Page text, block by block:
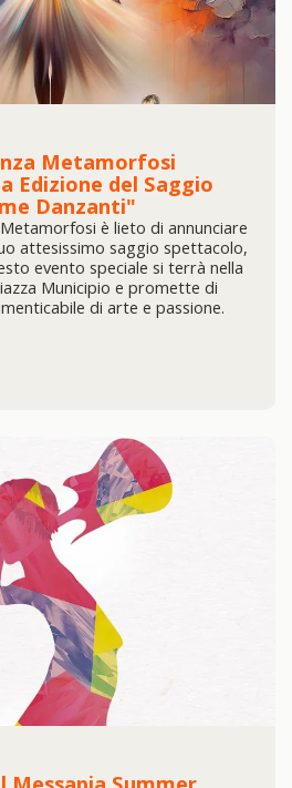
Metamorfosi
Edizione del Saggio
Danzanti"
è lieto di annunciare
attesissimo saggio spettacolo,
evento speciale si terrà nella
Municipio e promette di
di arte e passione.